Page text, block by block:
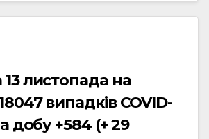
листопада на
випадків COVID-
добу +584 (+ 29